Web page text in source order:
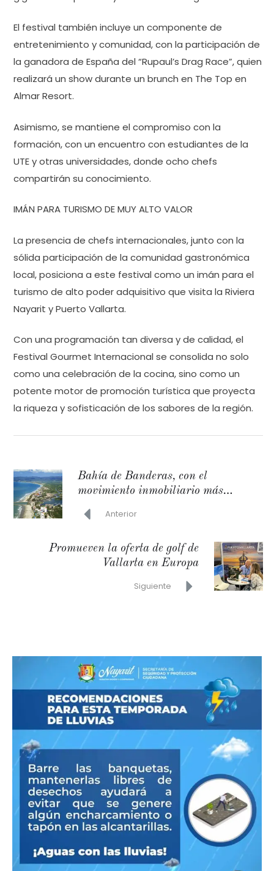
El festival también incluye un componente de
entretenimiento y comunidad, con la participación de
la ganadora de España del “Rupaul’s Drag Race”, quien
realizará un show durante un brunch en The Top en
Almar Resort.
Asimismo, se mantiene el compromiso con la
formación, con un encuentro con estudiantes de la
UTE y otras universidades, donde ocho chefs
compartirán su conocimiento.
IMÁN PARA TURISMO DE MUY ALTO VALOR
La presencia de chefs internacionales, junto con la
sólida participación de la comunidad gastronómica
local, posiciona a este festival como un imán para el
turismo de alto poder adquisitivo que visita la Riviera
Nayarit y Puerto Vallarta.
Con una programación tan diversa y de calidad, el
Festival Gourmet Internacional se consolida no solo
como una celebración de la cocina, sino como un
potente motor de promoción turística que proyecta
la riqueza y sofisticación de los sabores de la región.
Bahía de Banderas, con el
movimiento inmobiliario más
importante del país
Anterior
Promueven la oferta de golf de
Vallarta en Europa
Siguiente